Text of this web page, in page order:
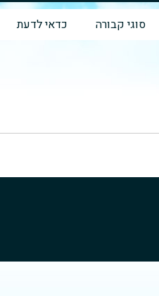
סוגי קבורה כדאי לדעת